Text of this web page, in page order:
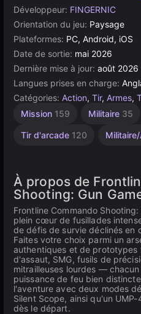
Développeur: FINGERNIC
Orientation du jeu: Paysage
Plateformes: PC, Android, iOS
Date de sortie: mai 2026
Dernière mise à jour: août 2026
Langues prises en charge:
Catégories: Action, Tir, Armes,
Mission 159 Militaire 35
Tir d'arcade 120
À propos de
Shooting: Gun
Frontline Commando
plein cœur de fusillades
de défis de survie déclinés en
Faites votre choix parmi un
authentiques et de
d'assaut, SMG, fusils de
mitrailleuses lourdes —
puissance de feu bien
l'aventure avec deux modes
Silent Scope, ainsi qu'un
dès le départ.